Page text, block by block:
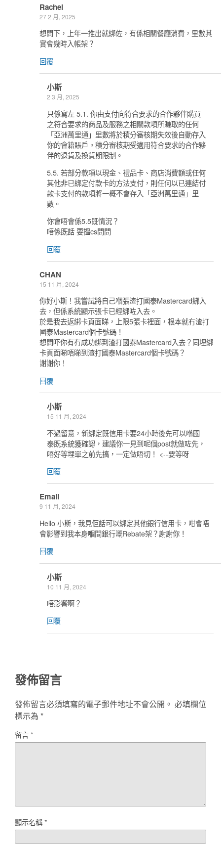
Rachel
27 2 月, 2025
想問下，上年一推出就綁佐，有係相關餐廳消費，里數其
實會幾時入帳架？
回覆
小斯
2 3 月, 2025
只係寫左 5.1. 你由支付向符合要求的合作夥伴購買
之符合要求的商品及服務之相關款項所賺取的任何
「亞洲萬里通」里數將於積分審核期失效後自動存入
你的會籍賬戶。積分審核期受適用符合要求的合作夥
伴的退貨及換貨期限制。
5.5. 若部分款項以現金、禮品卡、商店消費額或任何
其他非已綁定付款卡的方法支付，則任何以已連結付
款卡支付的款項將一概不會存入「亞洲萬里通」里
數。
你會唔會係5.5既情況？
唔係既話 要搵cs問問
回覆
CHAN
15 11 月, 2024
你好小斯！我嘗試將自己嗰張渣打國泰Mastercard綁入
去，但係系統顯示張卡已經綁咗入去。
於是我去返綁卡頁面睇，上限5張卡裡面，根本就冇渣打
國泰Mastercard個卡號碼！
想問吓你有冇成功綁到渣打國泰Mastercard入去？同埋綁
卡頁面睇唔睇到渣打國泰Mastercard個卡號碼？
謝謝你！
回覆
小斯
15 11 月, 2024
不過留意，新綁定既信用卡要24小時後先可以喺國
泰既系統獲確認，建議你一見到呢個post就做咗先，
唔好等埋單之前先搞，一定做唔切！ <--要等呀
回覆
Email
9 11 月, 2024
Hello 小斯，我見佢話可以綁定其他銀行信用卡，咁會唔
會影響到我本身嗰間銀行嘅Rebate架？謝謝你！
回覆
小斯
10 11 月, 2024
唔影響啊？
回覆
發佈留言
發佈留言必須填寫的電子郵件地址不會公開。 必填欄位
標示為 *
留言*
顯示名稱*